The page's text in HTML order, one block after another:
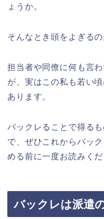
ょうか。
そんなとき頭をよぎる
担当者や同僚に何も言
が、実はこの私も若い
あります。
バックレることで得る
で、ぜひこれからバッ
める前に一度お読みくだ
バックレは派遣